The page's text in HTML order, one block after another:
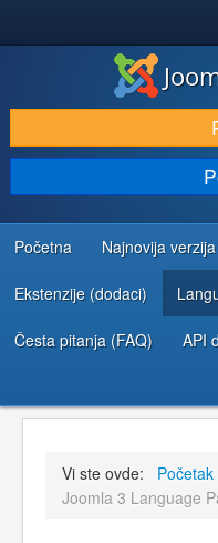
PREUZIMANJE I PROŠIRENJA
OTKRIJTE I NAUČITE
ZAJEDNICA I PODRŠKA
RESURSI ZA RAZVOJ
Početna Najnovija verzija
Ekstenzije (dodaci)
Česta pitanja (FAQ) API
Vi ste ovde: Početak
Joomla 3 Language